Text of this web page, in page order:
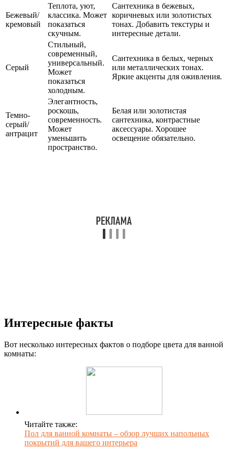
Бежевый/
кремовый
Теплота, уют,
классика. Может
показаться
скучным.
Сантехника в бежевых,
коричневых или золотистых
тонах. Добавить текстуры и
интересные детали.
Серый
Стильный,
современный,
универсальный.
Может
показаться
холодным.
Сантехника в белых, черных
или металлических тонах.
Яркие акценты для оживления.
Темно-
серый/
антрацит
Элегантность,
роскошь,
современность.
Может
уменьшить
пространство.
Белая или золотистая
сантехника, контрастные
аксессуары. Хорошее
освещение обязательно.
Интересные факты
Вот несколько интересных фактов о подборе цвета для ванной
комнаты:
Читайте также:
Пол для ванной комнаты – обзор лучших напольных
покрытий для вашего интерьера